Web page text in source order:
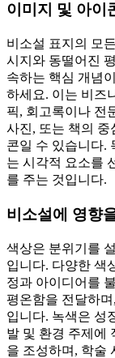
이미지 및 아이
비소설 표지의 모
시지와 동떨어진
속하는 핵심 개념
하세요. 이는 비즈
픽, 회고록이나 전
사진, 또는 책의 중
콘일 수 있습니다.
는 시각적 요소를
를 주는 것입니다.
비소설에 영향
색상은 분위기를
입니다. 다양한 색
정과 아이디어를
평온함을 전달하
입니다. 녹색은 성
발 및 환경 주제에
을 조성하며, 학술